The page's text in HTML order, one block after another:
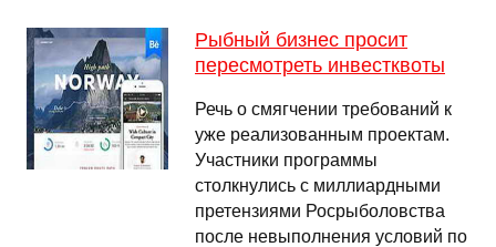
Рыбный бизнес просит
пересмотреть инвестквоты
Речь о смягчении требований к
уже реализованным проектам.
Участники программы
столкнулись с миллиардными
претензиями Росрыболовства
после невыполнения условий по